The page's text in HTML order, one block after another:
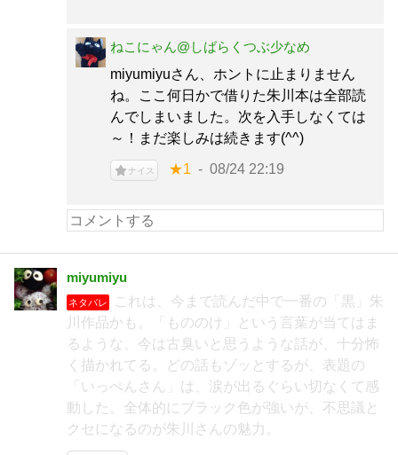
ねこにゃん@しばらくつぶ少なめ
miyumiyuさん、ホントに止まりません
ね。ここ何日かで借りた朱川本は全部読
んでしまいました。次を入手しなくては
～！まだ楽しみは続きます(^^)
ナイス ★1 08/24 22:19
miyumiyu
ネタバレ
これは、今まで読んだ中で一番の「黒」朱
川作品かも。「もののけ」という言葉が当てはま
るような、今は古臭いと思うような話が、十分怖
く描かれてる。どの話もゾッとするが、表題の
「いっぺんさん」は、涙が出るぐらい切なくて感
動した。全体的にブラック色が強いが、不思議と
クセになるのが朱川さんの魅力。